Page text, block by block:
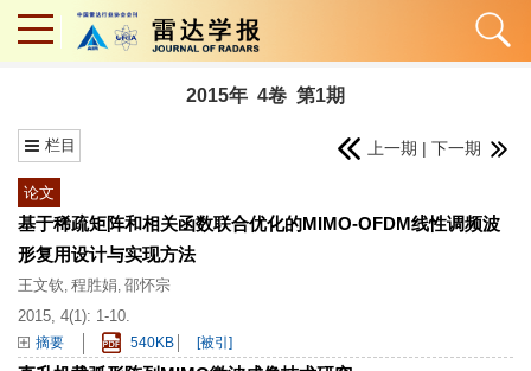
2015年 4卷 第1期
栏目 上一期 | 下一期
论文
基于稀疏矩阵和相关函数联合优化的MIMO-OFDM线性调频波
形复用设计与实现方法
王文钦, 程胜娟, 邵怀宗
2015, 4(1): 1-10.
摘要 540KB [被引]